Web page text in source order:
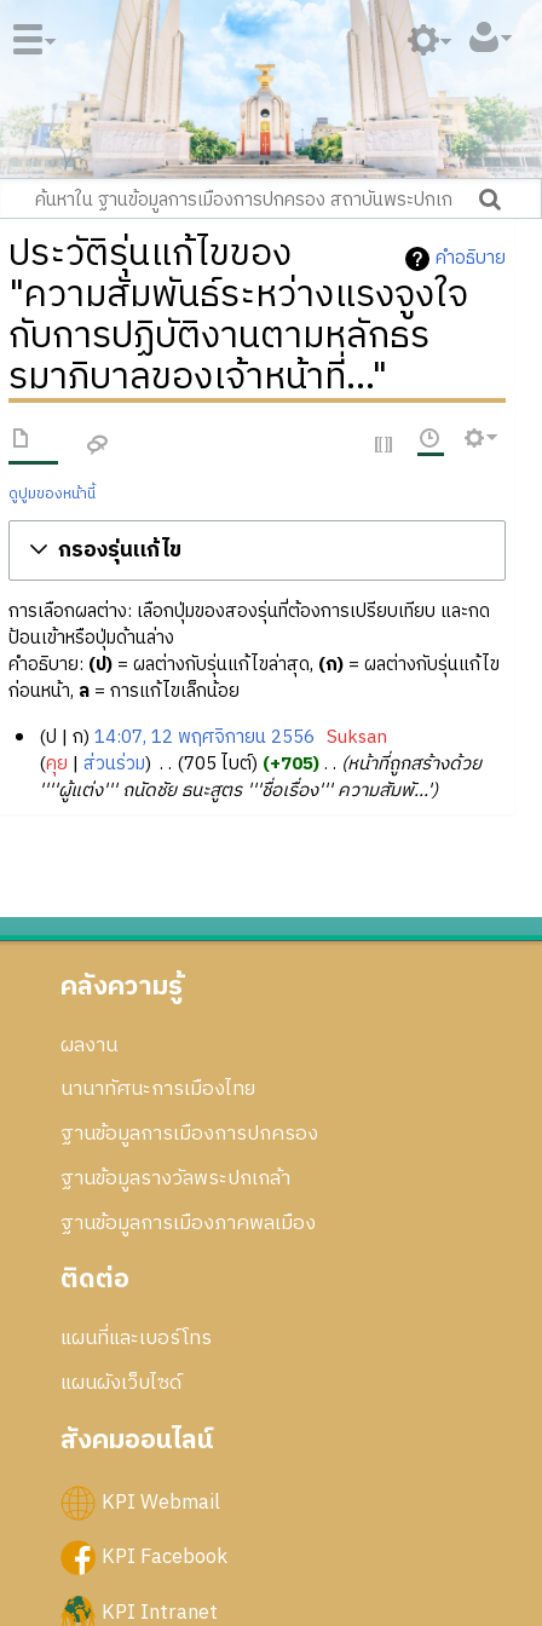
คำอธิบาย
ประวัติรุ่นแก้ไขของ
"ความสัมพันธ์ระหว่างแรงจูงใจ
กับการปฏิบัติงานตามหลักธร
รมาภิบาลของเจ้าหน้าที่..."
ดูปูมของหน้านี้
กรองรุ่นแก้ไข
การเลือกผลต่าง: เลือกปุ่มของสองรุ่นที่ต้องการเปรียบเทียบ และกด
ป้อนเข้าหรือปุ่มด้านล่าง
คำอธิบาย: (ป)= ผลต่างกับรุ่นแก้ไขล่าสุด, (ก)= ผลต่างกับรุ่นแก้ไข
ก่อนหน้า, ล= การแก้ไขเล็กน้อย
จิ
ก
ป ก 14:07, 12 พฤศจิกายน 2556 Suksan
คุย ส่วนร่วม ‎ 705 ไบต์ +705 ‎
หน้าที่ถูกสร้างด้วย
''''ผู้แต่ง''' ถนัดชัย ธนะสูตร '''ชื่อเรื่อง''' ความสัมพั...'
คลังความรู้
ผลงาน
นานาทัศนะการเมืองไทย
ฐานข้อมูลการเมืองการปกครอง
ฐานข้อมูลรางวัลพระปกเกล้า
ฐานข้อมูลการเมืองภาคพลเมือง
ติดต่อ
แผนที่และเบอร์โทร
แผนผังเว็บไซด์
สังคมออนไลน์
KPI Webmail
KPI Facebook
KPI Intranet